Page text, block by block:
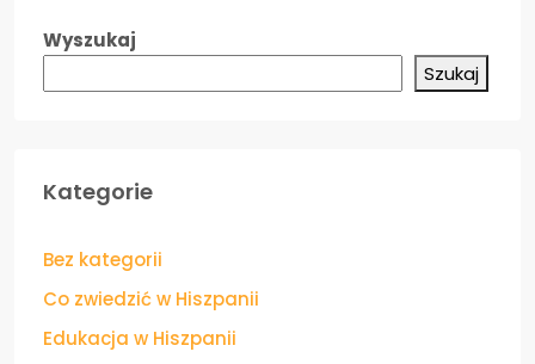
Wyszukaj
Szukaj
Kategorie
Bez kategorii
Co zwiedzić w Hiszpanii
Edukacja w Hiszpanii